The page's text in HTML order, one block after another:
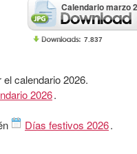
Calendario marzo
7.837
calendario 2026.
2026.
Días festivos 2026.